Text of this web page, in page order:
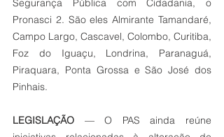
Segurança Pública com Cidadania, o
Pronasci 2. São eles Almirante Tamandaré,
Campo Largo, Cascavel, Colombo, Curitiba,
Foz do Iguaçu, Londrina, Paranaguá,
Piraquara, Ponta Grossa e São José dos
Pinhais.
LEGISLAÇÃO — O PAS ainda reúne